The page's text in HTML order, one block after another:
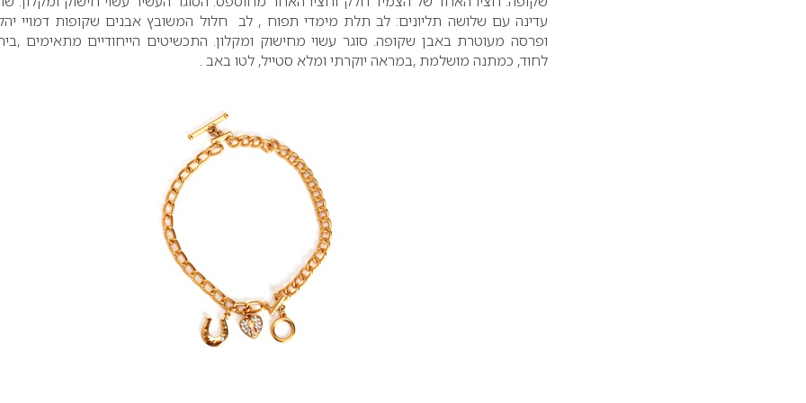
עדינה עם שלושה תליונים: לב תלת מימדי תפוח , לב חלול המשובץ אבנים שקופות דמויי
ופרסה מעוטרת באבן שקופה. סוגר עשוי מחישוק ומקלון. התכשיטים הייחודיים מתאימים
לחוד, כמתנה מושלמת ,במראה יוקרתי ומלא סטייל, לטו באב .